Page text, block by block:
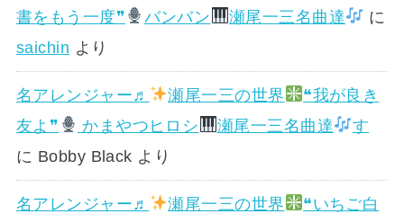
書をもう一度❞
バンバン 瀬尾一三名曲達
に
saichin より
名アレンジャー♬ 瀬尾一三の世界
❝我が良き
友よ❞
かまやつヒロシ 瀬尾一三名曲達
す
に Bobby Black より
名アレンジャー♬ 瀬尾一三の世界
❝いちご白